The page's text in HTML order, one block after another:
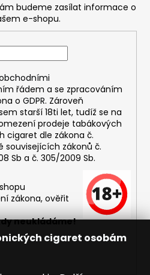
cigaret osobám
budeme zasílat informace o
e-shopu.
řádem a se zpracováním
o GDPR. Zároveň
jsem starší 18ti let, tudíž se na
prodeje tabákových
cigaret dle zákona č.
souvisejících zákonů č.
Sb a č. 305/2009 Sb.
zákona, ověřit
neukládáme!